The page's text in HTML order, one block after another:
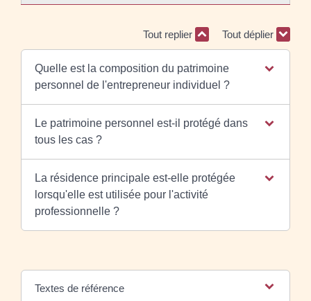
Tout replier Tout déplier
Quelle est la composition du patrimoine
personnel de l'entrepreneur individuel ?
Le patrimoine personnel est-il protégé dans
tous les cas ?
La résidence principale est-elle protégée
lorsqu'elle est utilisée pour l'activité
professionnelle ?
Textes de référence